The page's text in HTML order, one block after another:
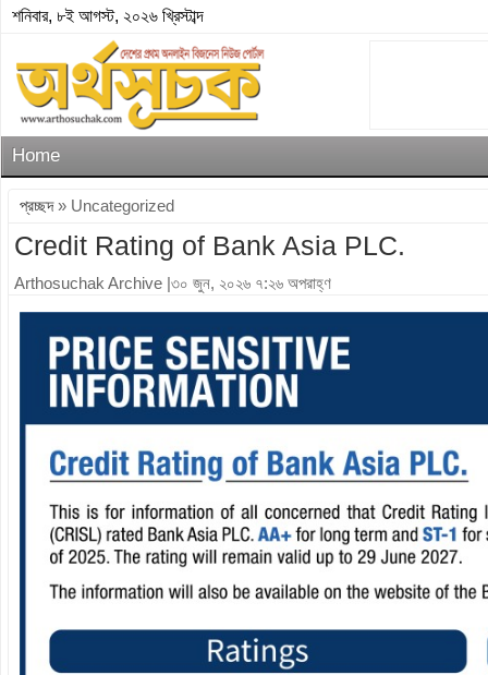
শনিবার, ৮ই আগস্ট, ২০২৬ খ্রিস্টাব্দ
Home
প্রচ্ছদ» Uncategorized
Credit Rating of Bank Asia PLC.
Arthosuchak Archive |৩০ জুন, ২০২৬ ৭:২৬ অপরাহ্ণ